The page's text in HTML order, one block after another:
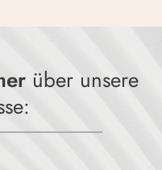
über unsere